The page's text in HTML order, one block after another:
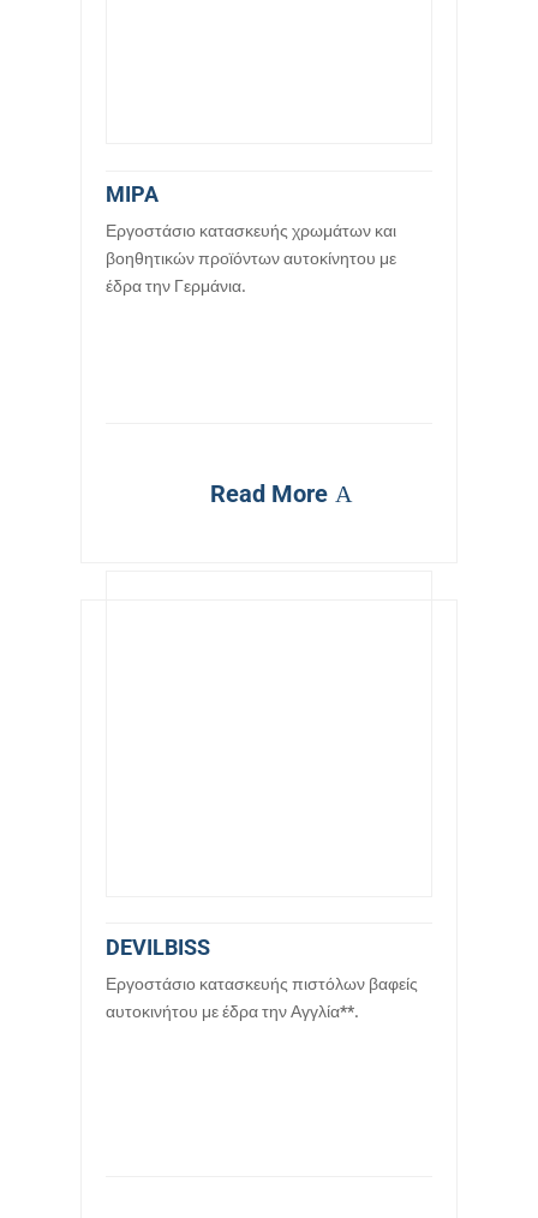
MIPA
Εργοστάσιο κατασκευής χρωμάτων και
βοηθητικών προϊόντων αυτοκίνητου με
έδρα την Γερμάνια.
Read More
DEVILBISS
Εργοστάσιο κατασκευής πιστόλων βαφείς
αυτοκινήτου με έδρα την Αγγλία**.